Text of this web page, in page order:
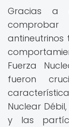
Gracias a
antineutrinos
Fuerza
fueron
Nuclear
y las